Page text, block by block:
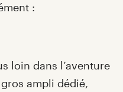
:
loin dans l’aventure
ampli dédié,